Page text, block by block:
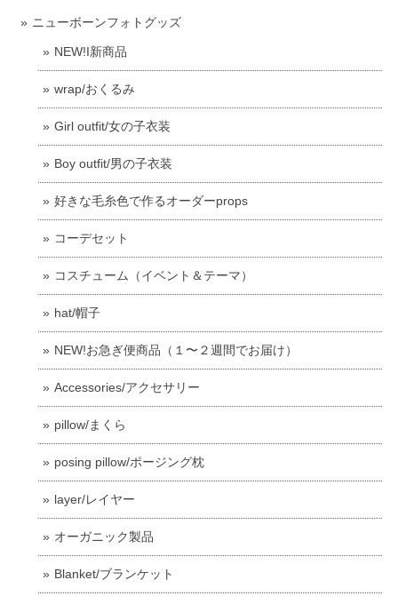
ニューボーンフォトグッズ
NEW!I新商品
wrap/おくるみ
Girl outfit/女の子衣装
Boy outfit/男の子衣装
好きな毛糸色で作るオーダーprops
コーデセット
コスチューム（イベント＆テーマ）
hat/帽子
NEW!お急ぎ便商品（１〜２週間でお届け）
Accessories/アクセサリー
pillow/まくら
posing pillow/ポージング枕
layer/レイヤー
オーガニック製品
Blanket/ブランケット